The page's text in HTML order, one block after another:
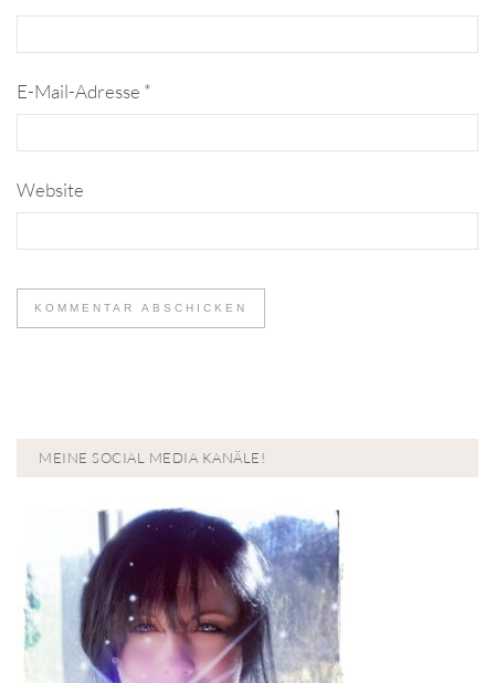
E-Mail-Adresse *
Website
MEINE SOCIAL MEDIA KANÄLE!